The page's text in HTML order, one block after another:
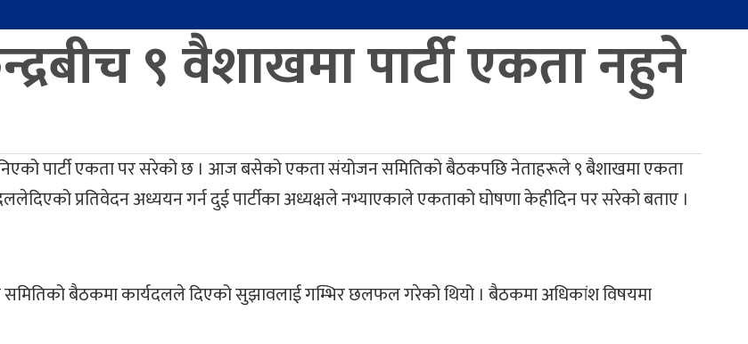
९ वैशाखमा पार्टी एकता नहुने
पार्टी एकता पर सरेको छ । आज बसेको एकता संयोजन समितिको बैठकपछि नेताहरूले ९ बैशाखमा एकता
प्रतिवेदन अध्ययन गर्न दुई पार्टीका अध्यक्षले नभ्याएकाले एकताको घोषणा केहीदिन पर सरेको बताए ।
समितिको बैठकमा कार्यदलले दिएको सुझावलाई गम्भिर छलफल गरेको थियो । बैठकमा अधिकांश विषयमा